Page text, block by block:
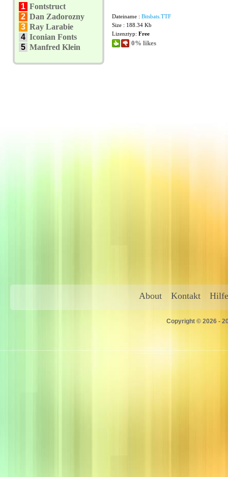
1 Fontstruct
2 Dan Zadorozny
3 Ray Larabie
4 Iconian Fonts
5 Manfred Klein
Dateiname : Bitsbats.TTF
Size : 188.34 Kb
Lizenztyp: Free
0% likes
About Kontakt Hilfe
Copyright © 2026 -